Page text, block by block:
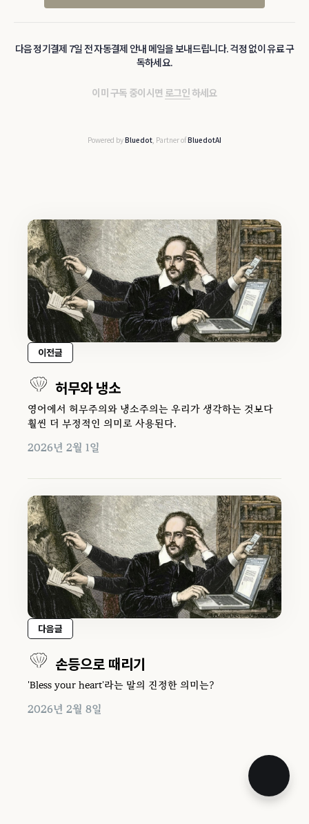
다음 정기결제 7일 전 자동결제 안내 메일을 보내드립니다. 걱정 없이 유료 구
독하세요.
이미 구독 중이시면 로그인 하세요
Powered byBluedot, Partner ofBluedotAI
이전글
허무와 냉소
영어에서 허무주의와 냉소주의는 우리가 생각하는 것보다
훨씬 더 부정적인 의미로 사용된다.
2026년 2월 1일
다음글
손등으로 때리기
'Bless your heart'라는 말의 진정한 의미는?
2026년 2월 8일